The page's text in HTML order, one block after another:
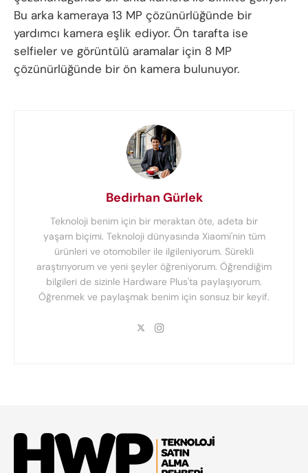
Bu arka kameraya 13 MP çözünürlüğünde bir
yardımcı kamera eşlik ediyor. Ön tarafta ise
selfieler ve görüntülü aramalar için 8 MP
çözünürlüğünde bir ön kamera bulunuyor.
Bedirhan Gürlek
Teknoloji benim için bir meraktan öte, adeta bir
yaşam biçimi. Teknoloji dünyasında Xiaomi'nin tüm
ürünleri ve otomobiler ile ilgileniyorum. Sürekli
araştırıyorum ve yeni şeyler öğreniyorum. Öğrendiğim
bilgileri de sizinle Hardware Plus'ta paylaşıyorum.
Öğrenmek ve paylaşmak benim için sonsuz bir keyif.